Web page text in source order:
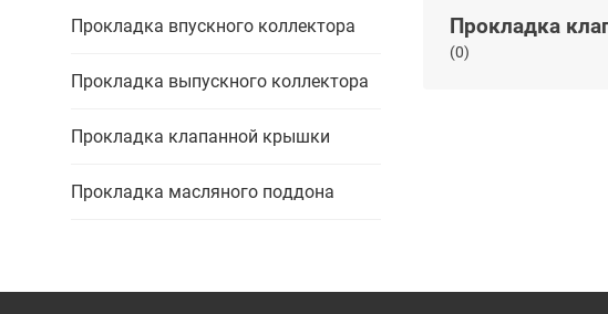
Прокладка впускного коллектора
Прокладка выпускного коллектора
Прокладка клапанной крышки
Прокладка масляного поддона
(0)